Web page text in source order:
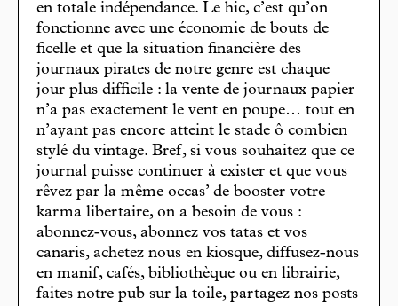
en totale indépendance. Le hic, c’est qu’on
fonctionne avec une économie de bouts de
ficelle et que la situation financière des
journaux pirates de notre genre est chaque
jour plus difficile : la vente de journaux papier
n’a pas exactement le vent en poupe… tout en
n’ayant pas encore atteint le stade ô combien
stylé du vintage. Bref, si vous souhaitez que ce
journal puisse continuer à exister et que vous
rêvez par la même occas’ de booster votre
karma libertaire, on a besoin de vous :
abonnez-vous, abonnez vos tatas et vos
canaris, achetez nous en kiosque, diffusez-nous
en manif, cafés, bibliothèque ou en librairie,
faites notre pub sur la toile, partagez nos posts